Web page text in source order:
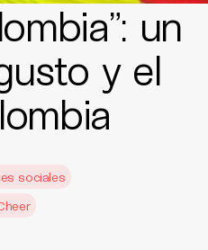
un
y el
sociales